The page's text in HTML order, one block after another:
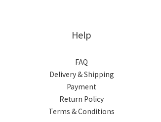
Help
FAQ
Delivery & Shipping
Payment
Return Policy
Terms & Conditions